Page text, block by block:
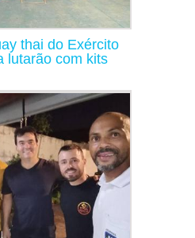
thai do Exército
lutarão com kits